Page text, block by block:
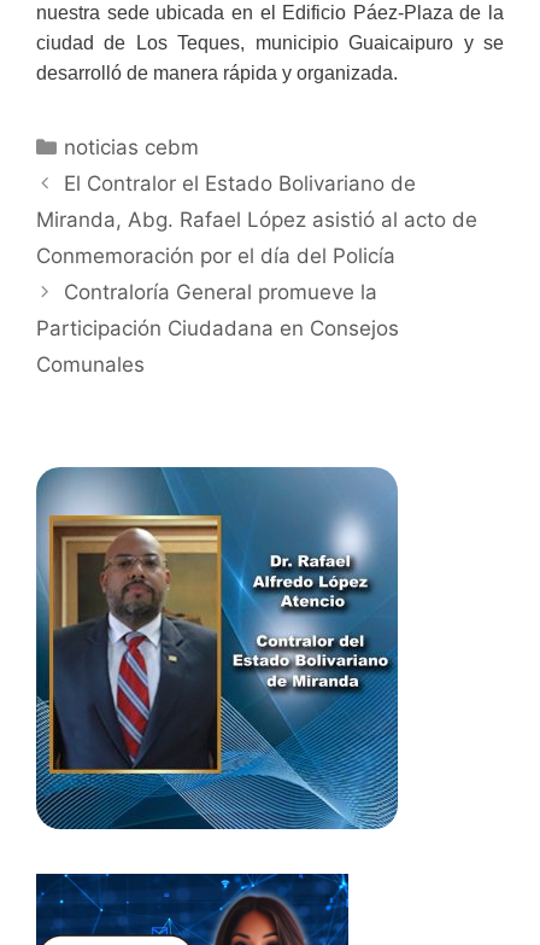
nuestra sede ubicada en el Edificio Páez-Plaza de la
ciudad de Los Teques, municipio Guaicaipuro y se
desarrolló de manera rápida y organizada.
noticias cebm
El Contralor el Estado Bolivariano de
Miranda, Abg. Rafael López asistió al acto de
Conmemoración por el día del Policía
Contraloría General promueve la
Participación Ciudadana en Consejos
Comunales